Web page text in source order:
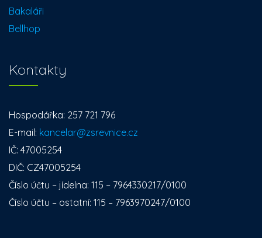
Bakaláři
Bellhop
Kontakty
Hospodářka: 257 721 796
E-mail: kancelar@zsrevnice.cz
IČ: 47005254
DIČ: CZ47005254
Číslo účtu – jídelna: 115 – 7964330217/0100
Číslo účtu – ostatní: 115 – 7963970247/0100